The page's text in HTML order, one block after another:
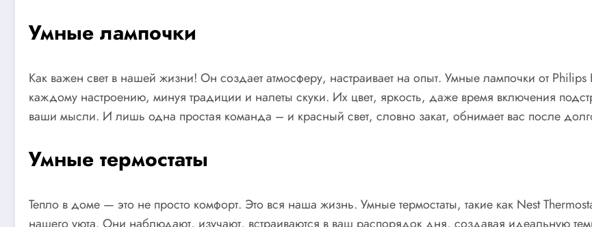
Умные лампочки
Как важен свет в нашей жизни! Он создает атмосферу, настраивает на опыт. Умные лампочки от Philips
каждому настроению, минуя традиции и налеты скуки. Их цвет, яркость, даже время включения
ваши мысли. И лишь одна простая команда – и красный свет, словно закат, обнимает вас после
Умные термостаты
Тепло в доме — это не просто комфорт. Это вся наша жизнь. Умные термостаты, такие как Nest
нашего уюта. Они наблюдают, изучают, встраиваются в ваш распорядок дня, создавая идеальную